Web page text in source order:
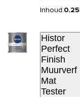
Inhoud:
Histor
Perfect
Finish
Muurverf
Mat
Tester